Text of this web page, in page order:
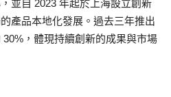
並自 2023 年起於上海設立創新
產品本地化發展。過去三年推出
，體現持續創新的成果與市場